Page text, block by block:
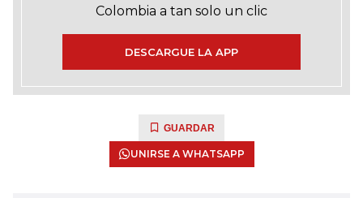
Colombia a tan solo un clic
DESCARGUE LA APP
GUARDAR
UNIRSE A WHATSAPP